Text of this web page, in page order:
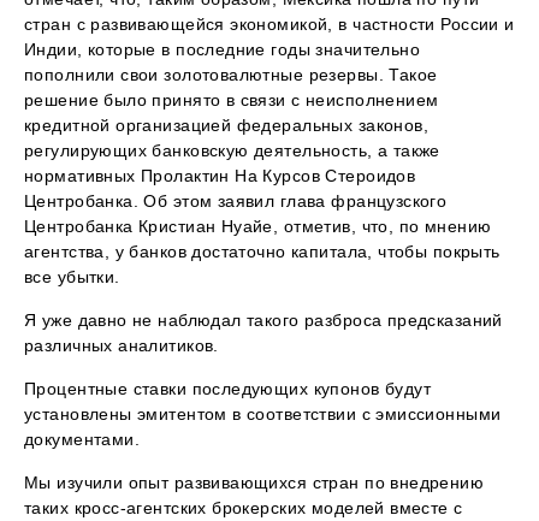
стран с развивающейся экономикой, в частности России и
Индии, которые в последние годы значительно
пополнили свои золотовалютные резервы. Такое
решение было принято в связи с неисполнением
кредитной организацией федеральных законов,
регулирующих банковскую деятельность, а также
нормативных Пролактин На Курсов Стероидов
Центробанка. Об этом заявил глава французского
Центробанка Кристиан Нуайе, отметив, что, по мнению
агентства, у банков достаточно капитала, чтобы покрыть
все убытки.
Я уже давно не наблюдал такого разброса предсказаний
различных аналитиков.
Процентные ставки последующих купонов будут
установлены эмитентом в соответствии с эмиссионными
документами.
Мы изучили опыт развивающихся стран по внедрению
таких кросс-агентских брокерских моделей вместе с